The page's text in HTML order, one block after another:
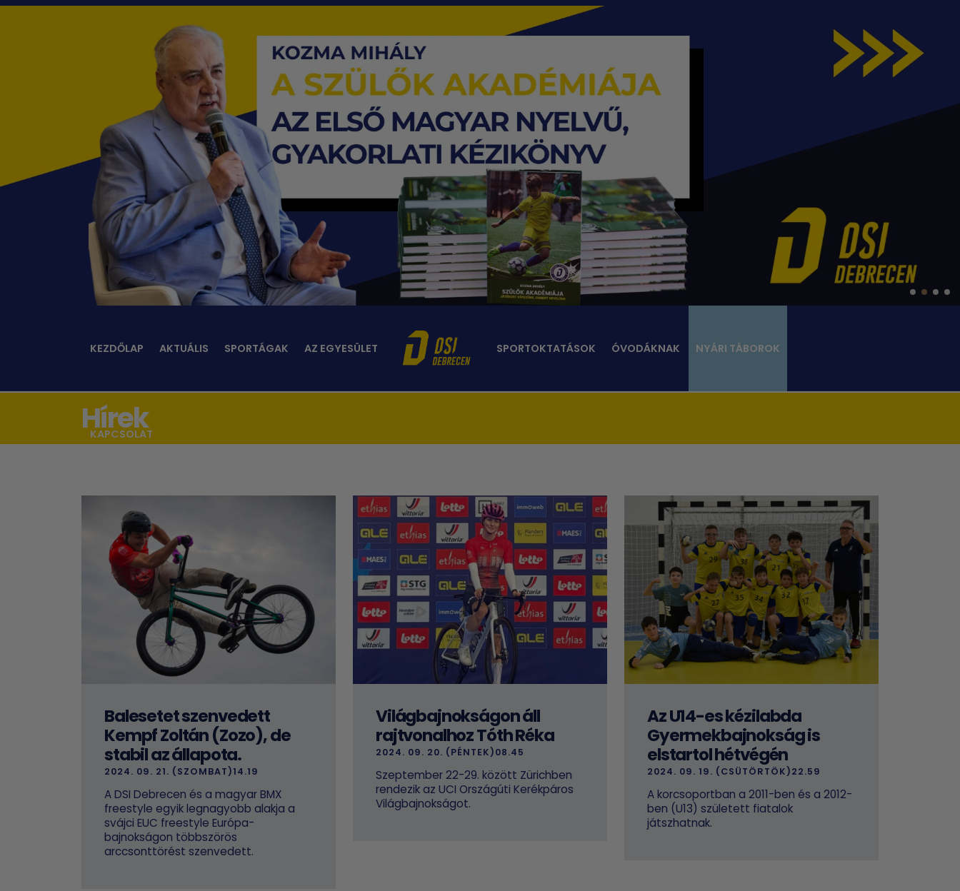
KEZDŐLAP AKTUÁLIS SPORTÁGAK AZ EGYESÜLET SPORTOKTATÁSOK ÓVODÁKNAK NYÁRI TÁBOROK
KAPCSOLAT
Hírek
Balesetet szenvedett
Kempf Zoltán (Zozo), de
stabil az állapota.
2024. 09. 21. (SZOMBAT)14.19
A DSI Debrecen és a magyar BMX
freestyle egyik legnagyobb alakja a
svájci EUC freestyle Európa-
bajnokságon többszörös
arccsonttörést szenvedett.
Világbajnokságon áll
rajtvonalhoz Tóth Réka
2024. 09. 20. (PÉNTEK)08.45
Szeptember 22-29. között Zürichben
rendezik az UCI Országúti Kerékpáros
Világbajnokságot.
Az U14-es kézilabda
Gyermekbajnokság is
elstartol hétvégén
2024. 09. 19. (CSÜTÖRTÖK)22.59
A korcsoportban a 2011-ben és a 2012-
ben (U13) született fiatalok
játszhatnak.